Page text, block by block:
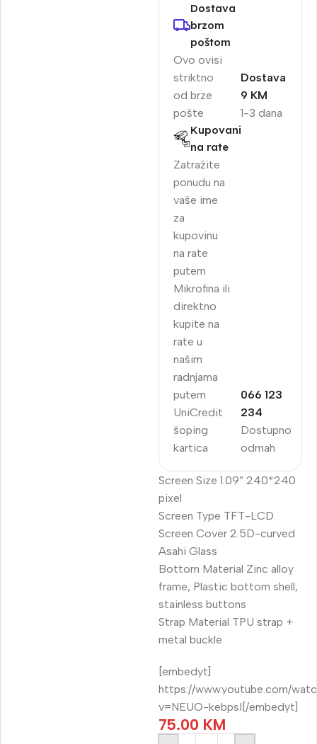
Dostava
brzom
poštom
Ovo ovisi
striktno
od brze
pošte
1-3 dana
Dostava
9 KM
Kupovani
na rate
Zatražite
ponudu na
vaše ime
za
kupovinu
na rate
putem
Mikrofina ili
direktno
kupite na
rate u
našim
radnjama
putem
UniCredit
šoping
kartica
Dostupno
odmah
066 123
234
Screen Size 1.09” 240*240
pixel
Screen Type TFT-LCD
Screen Cover 2.5D-curved
Asahi Glass
Bottom Material Zinc alloy
frame, Plastic bottom shell,
stainless buttons
Strap Material TPU strap +
metal buckle
[embedyt]
https://www.youtube.com/
v=NEUO-kebpsI[/embedyt]
75.00 KM